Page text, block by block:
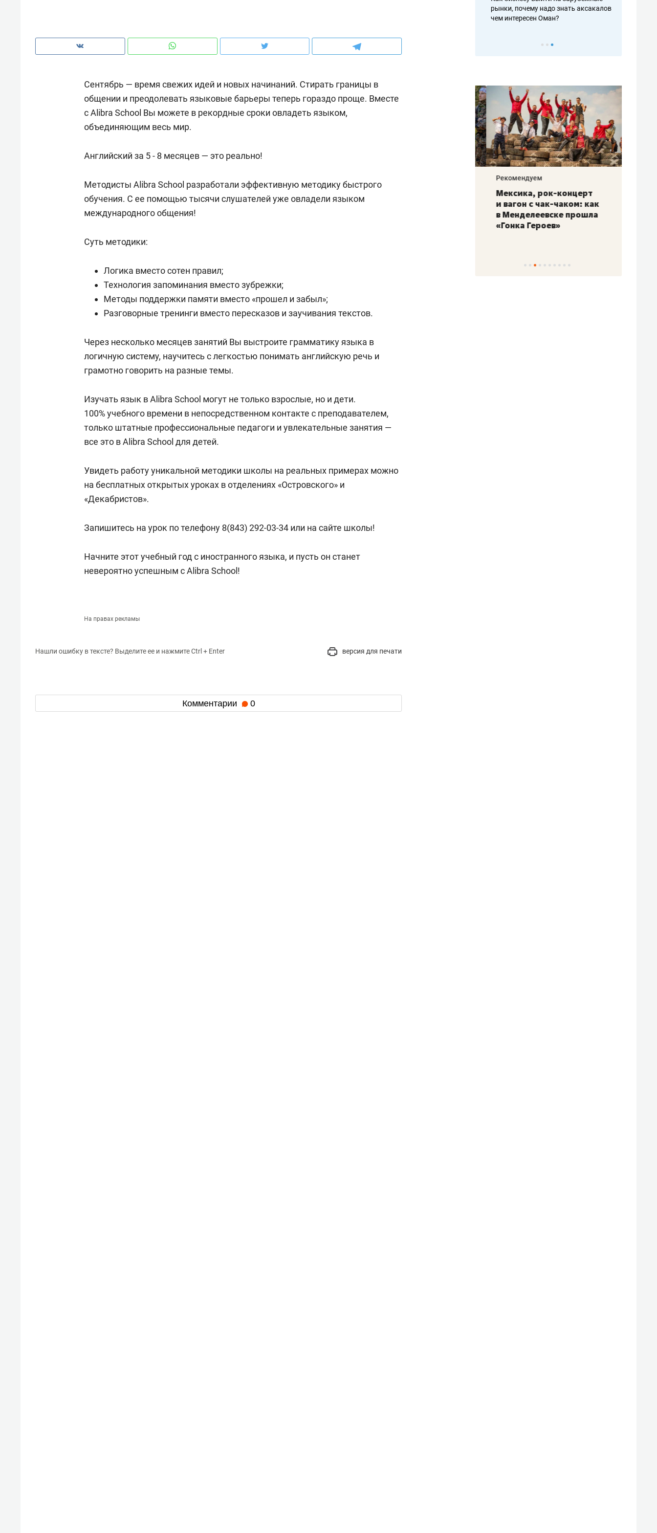
Сентябрь — время свежих идей и новых начинаний. Стирать границы в
общении и преодолевать языковые барьеры теперь гораздо проще. Вместе
с Alibra School Вы можете в рекордные сроки овладеть языком,
объединяющим весь мир.
Английский за 5 - 8 месяцев — это реально!
Методисты Alibra School разработали эффективную методику быстрого
обучения. С ее помощью тысячи слушателей уже овладели языком
международного общения!
Суть методики:
Логика вместо сотен правил;
Технология запоминания вместо зубрежки;
Методы поддержки памяти вместо «прошел и забыл»;
Разговорные тренинги вместо пересказов и заучивания текстов.
Через несколько месяцев занятий Вы выстроите грамматику языка в
логичную систему, научитесь с легкостью понимать английскую речь и
грамотно говорить на разные темы.
Изучать язык в Alibra School могут не только взрослые, но и дети.
100% учебного времени в непосредственном контакте с преподавателем,
только штатные профессиональные педагоги и увлекательные занятия —
все это в Alibra School для детей.
Увидеть работу уникальной методики школы на реальных примерах можно
на бесплатных открытых уроках в отделениях «Островского» и
«Декабристов».
Запишитесь на урок по телефону 8(843) 292-03-34 или на сайте школы!
Начните этот учебный год с иностранного языка, и пусть он станет
невероятно успешным с Alibra School!
На правах рекламы
Нашли ошибку в тексте? Выделите ее и нажмите Ctrl + Enter версия для печати
Комментарии 0
рынки, почему надо знать аксакалов и
чем интересен Оман?
Как ГК «МИР ГРУПП» и ВТБ
создают оазис жилого
комфорта под Казанью
150 камер до квартиры и Face
ID вместо ключа: какой будет
безопасность в ЖК «Нова»
Опыт выживания в дикой
природе, работа
Рекомендуем
Мексика, рок-концерт
и вагон с чак-чаком: как
в Менделеевске прошла
«Гонка Героев»